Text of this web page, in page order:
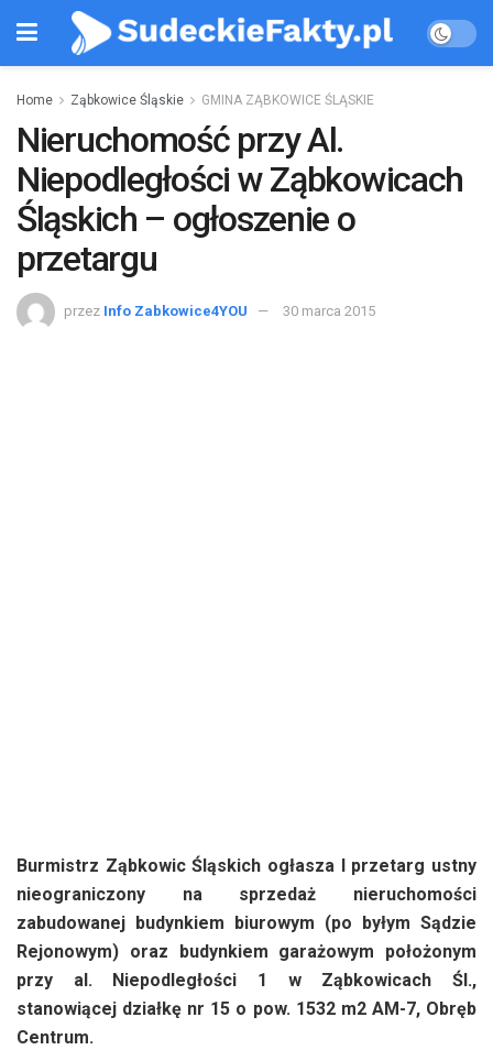
Home Ząbkowice Śląskie GMINA ZĄBKOWICE ŚLĄSKIE
Nieruchomość przy Al.
Niepodległości w Ząbkowicach
Śląskich – ogłoszenie o
przetargu
przez Info Zabkowice4YOU 30 marca 2015
Burmistrz Ząbkowic Śląskich ogłasza I przetarg ustny
nieograniczony na sprzedaż nieruchomości
zabudowanej budynkiem biurowym (po byłym Sądzie
Rejonowym) oraz budynkiem garażowym położonym
przy al. Niepodległości 1 w Ząbkowicach Śl.,
stanowiącej działkę nr 15 o pow. 1532 m2 AM-7, Obręb
Centrum.